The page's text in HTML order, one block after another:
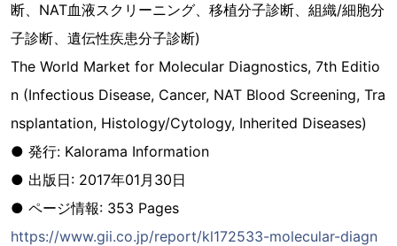
断、NAT血液スクリーニング、移植分子診断、組織/細胞分
子診断、遺伝性疾患分子診断)
The World Market for Molecular Diagnostics, 7th Editio
n (Infectious Disease, Cancer, NAT Blood Screening, Tra
nsplantation, Histology/Cytology, Inherited Diseases)
● 発行: Kalorama Information
● 出版日: 2017年01月30日
● ページ情報: 353 Pages
https://www.gii.co.jp/report/kl172533-molecular-diagn